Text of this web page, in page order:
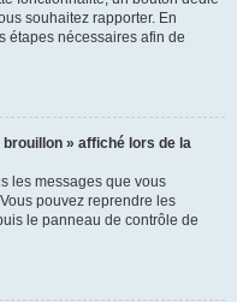
souhaitez rapporter. En
étapes nécessaires afin de
» affiché lors de la
les messages que vous
pouvez reprendre les
le panneau de contrôle de